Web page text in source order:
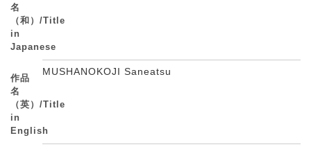
名
（和）/Title
in
Japanese
作品
名
（英）/Title
in
English
MUSHANOKOJI Saneatsu